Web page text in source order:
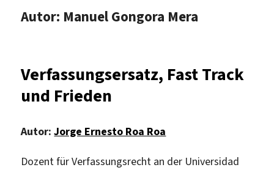
Autor: Manuel Gongora Mera
Verfassungsersatz, Fast Track
und Frieden
Autor:Jorge Ernesto Roa Roa
Dozent für Verfassungsrecht an der Universidad